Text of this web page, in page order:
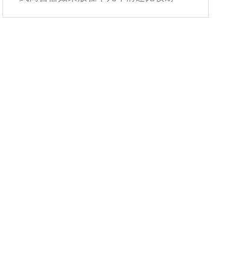
损严重，磨损的半轴容易损坏，产生异
响；<&list>3.稳定器的转向胶套和球头